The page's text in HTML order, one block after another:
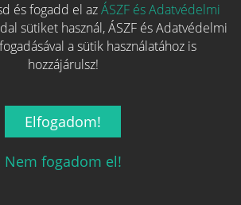
keresője!
és fogadd el azÁSZF és Adatvédelmi
sütiket használ, ÁSZF és Adatvédelmi
a sütik használatához is
hozzájárulsz!
Elfogadom!
Nem fogadom el!